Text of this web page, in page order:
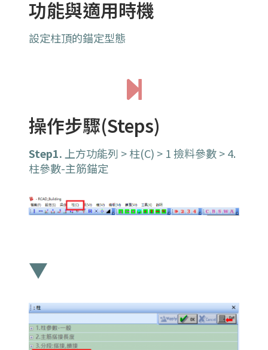
功能與適用時機
設定柱頂的錨定型態
操作步驟(Steps)
Step1.上方功能列 > 柱(C) > 1 撿料參數 > 4.
柱參數-主筋錨定
▼